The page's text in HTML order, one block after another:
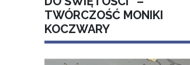
TWÓRCZOŚĆ MONIKI
KOCZWARY